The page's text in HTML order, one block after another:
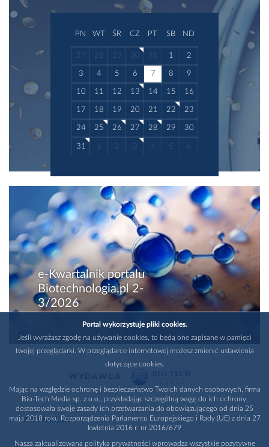
PN WT ŚR CZ PT SB ND
27 28 29 30 31 1 2
3 4 5 6 7 8 9
10 11 12 13 14 15 16
17 18 19 20 21 22 23
24 25 26 27 28 29 30
31 1 2 3 4 5 6
e-Kwartalnik portalu
Biotechnologia.pl 2-
3/2026
PARTNERZY
Portal wykorzystuje pliki cookies.
Jeśli wyrażasz zgodę na używanie cookies, to będą one zapisane w pamięci
twojej przeglądarki. W przeglądarce internetowej możesz zmienić ustawienia
dotyczące cookies.
Mając na względzie ochronę i bezpieczeństwo Twoich danych osobowych, firma
Bio-Tech Media sp. z o.o., przykładając szczególną wagę do ich ochrony,
dostosowała swoje zasady ich przetwarzania do obowiązującego od dnia 25
maja 2018 roku Rozporządzenia Parlamentu Europejskiego i Rady (UE) z dnia 27
kwietnia 2016 r. nr 2016/679
Nasza zaktualizowana polityka prywatności wprowadza wszystkie pozytywne